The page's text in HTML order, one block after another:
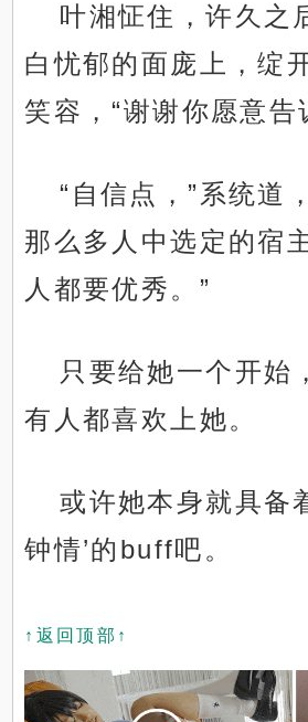
叶湘怔住，许久之
白忧郁的面庞上，绽
笑容，“谢谢你愿意告
“自信点，”系统道
那么多人中选定的宿
人都要优秀。”
只要给她一个开始
有人都喜欢上她。
或许她本身就具备
钟情’的buff吧。
↑返回顶部↑